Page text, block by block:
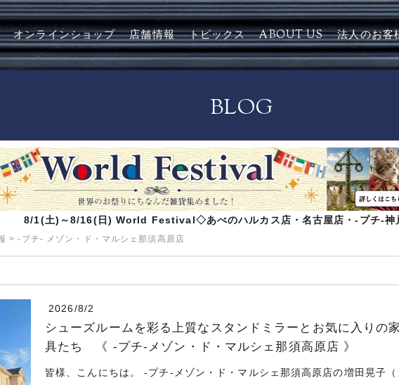
オンラインショップ 店舗情報 トピックス ABOUT US 法人のお客
BLOG
8/1(土)～8/16(日) World Festival◇あべのハルカス店・名古屋店・-プチ-神
>-プチ- メゾン・ド・マルシェ那須高原店
2026/8/2
シューズルームを彩る上質なスタンドミラーとお気に入りの
具たち 《 -プチ-メゾン・ド・マルシェ那須高原店 》
皆様、こんにちは。 -プチ-メゾン・ド・マルシェ那須高原店の増田晃子（